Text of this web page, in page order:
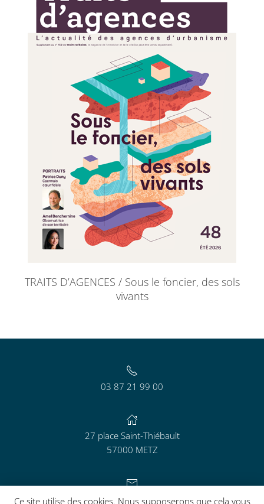
TRAITS D’AGENCES / Sous le foncier, des sols
vivants
03 87 21 99 00
27 place Saint-Thiébault
57000 METZ
contact@aguram.org
Ce site utilise des cookies. Nous supposerons que cela vous